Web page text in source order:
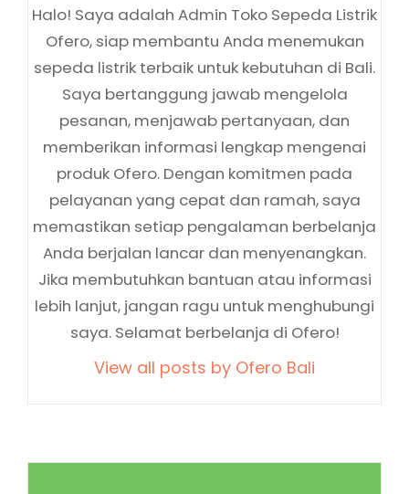
Halo! Saya adalah Admin Toko Sepeda Listrik
Ofero, siap membantu Anda menemukan
sepeda listrik terbaik untuk kebutuhan di Bali.
Saya bertanggung jawab mengelola
pesanan, menjawab pertanyaan, dan
memberikan informasi lengkap mengenai
produk Ofero. Dengan komitmen pada
pelayanan yang cepat dan ramah, saya
memastikan setiap pengalaman berbelanja
Anda berjalan lancar dan menyenangkan.
Jika membutuhkan bantuan atau informasi
lebih lanjut, jangan ragu untuk menghubungi
saya. Selamat berbelanja di Ofero!
View all posts by Ofero Bali